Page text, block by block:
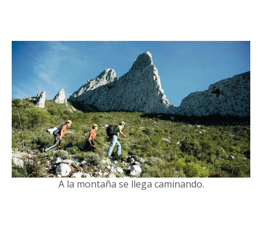
A la montaña se llega caminando.